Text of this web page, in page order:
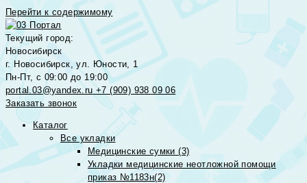
Перейти к содержимому
Текущий город:
Новосибирск
г. Новосибирск, ул. Юности, 1
Пн-Пт, с 09:00 до 19:00
portal.03@yandex.ru +7 (909) 938 09 06
Заказать звонок
Каталог
Все укладки
Медицинские сумки (3)
Укладки медицинские неотложной помощи
приказ №1183н(2)